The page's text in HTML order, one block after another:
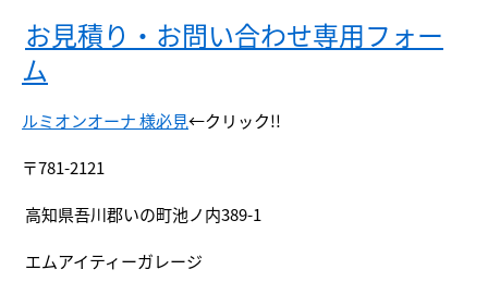
お見積り・お問い合わせ専用フォー
ム
ルミオンオーナ 様必見←クリック!!
〒781-2121
高知県吾川郡いの町池ノ内389-1
エムアイティーガレージ